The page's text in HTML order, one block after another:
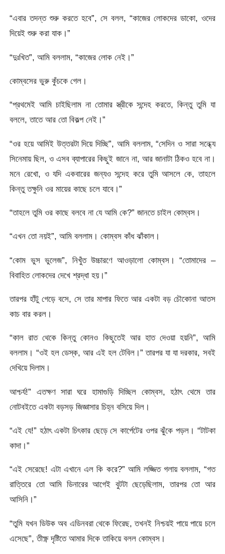
“এবার তদন্ত শুরু করতে হবে”, সে বলল, “কাজের লোকদের ডাকো, ওদের
দিয়েই শুরু করা যাক।”
“দুঃখিত”, আমি বললাম, “কাজের লোক নেই।”
কোম্বসের ভুরু কুঁচকে গেল।
“প্রথমেই আমি চাইছিলাম না তোমার স্ত্রীকে সন্দেহ করতে, কিন্তু তুমি যা
বললে, তাতে আর তো বিকল্প নেই।”
“ওর হয়ে আমিই উত্তরটা দিয়ে দিচ্ছি”, আমি বললাম, “সেদিন ও সারা সন্ধ্যে
সিনেমায় ছিল, ও এসব ব্যাপারের কিছুই জানে না, আর জানাটা ঠিকও হবে না।
মনে রেখো, ও যদি একবারের জন্যও সন্দেহ করে তুমি আসলে কে, তাহলে
কিন্তু তক্ষুনি ওর মায়ের কাছে চলে যাবে।”
“তাহলে তুমি ওর কাছে বলবে না যে আমি কে?” জানতে চাইল কোম্বস।
“এখন তো নয়ই”, আমি বললাম। কোম্বস কাঁধ ঝাঁকাল।
“কোম ভুস ভুলেজ”, নিখুঁত উচ্চারণে আওড়ালো কোম্বস। “তোমাদের –
বিবাহিত লোকদের দেখে শ্রদ্ধা হয়।”
তারপর হাঁটু গেড়ে বসে, সে তার মাপার ফিতে আর একটা বড় চৌকোনা আতস
কাচ বার করল।
“কাল রাত থেকে কিন্তু কোনও কিছুতেই আর হাত দেওয়া হয়নি”, আমি
বললাম। “ওই হল ডেস্ক, আর এই হল টেবিল।” তারপর যা যা দরকার, সবই
দেখিয়ে দিলাম।
আশ্চর্য!” এতক্ষণ সারা ঘরে হামাগুড়ি দিচ্ছিল কোম্বস, হঠাৎ থেমে তার
নোটবইতে একটা বড়সড় জিজ্ঞাসার চিহ্ন বসিয়ে দিল।
“এই যে!” হঠাৎ একটা চিৎকার ছেড়ে সে কার্পেটের ওপর ঝুঁকে পড়ল। “টাটকা
কাদা।”
“এই সেরেছে! এটা এখানে এল কি করে?” আমি লজ্জিত গলায় বললাম, “গত
রাত্তিরে তো আমি ডিনারের আগেই বুটটা ছেড়েছিলাম, তারপর তো আর
আসিনি।”
“তুমি যখন ডিউক অব এডিনবরা থেকে ফিরেছ, তখনই নিশ্চয়ই পায়ে পায়ে চলে
এসেছে”, তীক্ষ্ণ দৃষ্টিতে আমার দিকে তাকিয়ে বলল কোম্বস।